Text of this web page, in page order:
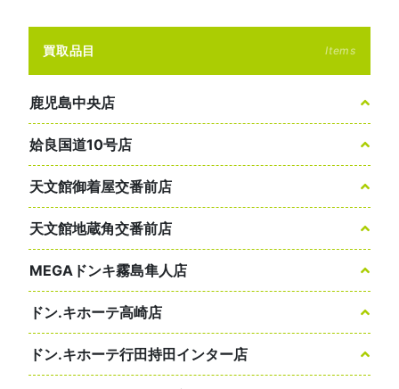
買取品目 Items
鹿児島中央店
姶良国道10号店
天文館御着屋交番前店
天文館地蔵角交番前店
MEGAドンキ霧島隼人店
ドン.キホーテ高崎店
ドン.キホーテ行田持田インター店